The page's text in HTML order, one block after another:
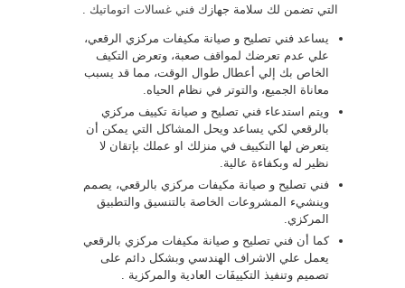
التي تضمن لك سلامة جهازك فني غسالات اتوماتيك
يساعد فني تصليح و صيانة مكيفات مركزي الرقعي،
علي عدم تعرضك لمواقف صعبة، وتعرض التكيف
الخاص بك إلي أعطال طوال الوقت، مما قد يسبب
معاناة الجميع، والتوتر في نظام الحياه.
ويتم استدعاء فني تصليح و صيانة تكييف مركزي
بالرقعي لكي يساعد ويحل المشاكل التي يمكن أن
يتعرض لها التكييف في منزلك او عملك بإتقان لا
نظير له وبكفاءة عالية.
فني تصليح و صيانة مكيفات مركزي بالرقعي، يصمم
وينشيء المشروعات الخاصة بالتنسيق والتطبيق
المركزي.
كما أن فني تصليح و صيانة مكيفات مركزي بالرقعي
يعمل علي الاشراف الهندسي وبشكل دائم على
تصميم وتنفيذ التكييفَات العادية والمركزية .